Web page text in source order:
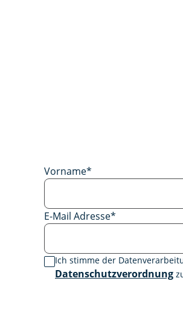
Vorname*
E-Mail Adresse*
Ich stimme der
Datenschutzverordnung